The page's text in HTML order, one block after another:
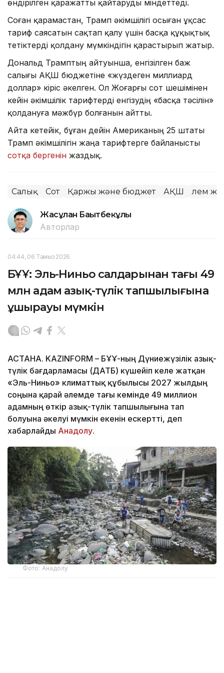
өндірілген қаражатты қайтаруды міндеттеді.
Соған қарамастан, Трамп әкімшілігі осыған ұқсас
тариф саясатын сақтап қалу үшін басқа құқықтық
тетіктерді қолдану мүмкіндігін қарастырып жатыр.
Дональд Трамптың айтуынша, енгізілген баж
салығы АҚШ бюджетіне «жүздеген миллиард
доллар» кіріс әкелген. Ол Жоғарғы сот шешімінен
кейін әкімшілік тарифтерді енгізудің «басқа тәсілін»
қолдануға мәжбүр болғанын айтты.
Айта кетейік, бұған дейін Американың 25 штаты
Трамп әкімшілігін жаңа тарифтерге байланысты
сотқа бергенін жаздық.
Салық Сот Қаржы және бюджет АҚШ Әлем
Жасұлан Бақытбекұлы
Авторлар
04:44, 06 Тамыз 2026
БҰҰ: Эль-Ниньо салдарынан тағы 49
млн адам азық-түлік тапшылығына
ұшырауы мүмкін
АСТАНА. KAZINFORM – БҰҰ-ның Дүниежүзілік азық-
түлік бағдарламасы (ДАТБ) күшейіп келе жатқан
«Эль-Ниньо» климаттық құбылысы 2027 жылдың
соңына қарай әлемде тағы кемінде 49 миллион
адамның өткір азық-түлік тапшылығына тап
болуына әкелуі мүмкін екенін ескертті, деп
хабарлайды Анадолу.
Фото: Анадолу